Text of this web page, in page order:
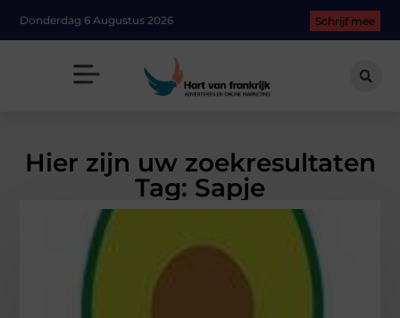
Donderdag 6 Augustus 2026 Schrijf mee
Hier zijn uw zoekresultaten
Tag: Sapje